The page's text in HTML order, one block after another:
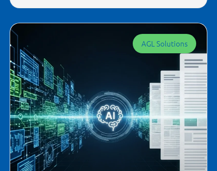
AGL Solutions